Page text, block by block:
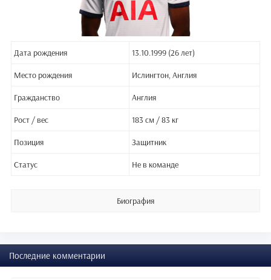
Дата рождения 13.10.1999 (26 лет)
Место рождения Ислингтон, Англия
Гражданство Англия
Рост / вес 183 см / 83 кг
Позиция Защитник
Статус Не в команде
Биография
Последние комментарии